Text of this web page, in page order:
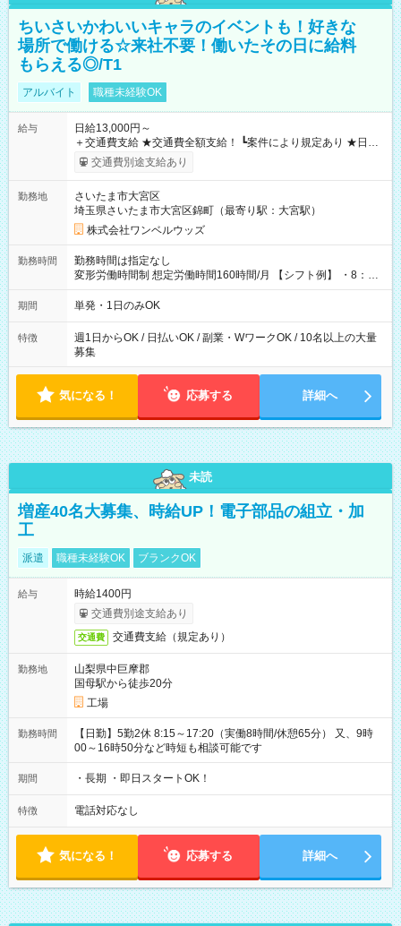
ちいさいかわいいキャラのイベントも！好きな
場所で働ける☆来社不要！働いたその日に給料
もらえる◎/T1
アルバイト 職種未経験OK
給与
日給13,000円～
＋交通費支給 ★交通費全額支給！ ┗案件により規定あり ★日払
いOK！（規定あり） ┗働いたその日に現金GET♪ お仕事後はコ
ンビニATMから 日払い分を引き落とせます！ 【試用期間】試
交通費別途支給あり
勤務地
さいたま市大宮区
埼玉県さいたま市大宮区錦町（最寄り駅：大宮駅）
株式会社ワンベルウッズ
勤務時間
勤務時間は指定なし
変形労働時間制 想定労働時間160時間/月 【シフト例】 ・8：00
～21：00
期間 単発・1日のみOK
特徴
週1日からOK / 日払いOK / 副業・WワークOK / 10名以上の大量
募集
気になる！ 応募する 詳細へ
未読
増産40名大募集、時給UP！電子部品の組立・加
工
派遣 職種未経験OK ブランクOK
給与
時給1400円
交通費別途支給あり
交通費 交通費支給（規定あり）
勤務地
山梨県中巨摩郡
国母駅から徒歩20分
工場
勤務時間
【日勤】5勤2休 8:15～17:20（実働8時間/休憩65分） 又、9時
00～16時50分など時短も相談可能です
期間 ・長期 ・即日スタートOK！
特徴 電話対応なし
気になる！ 応募する 詳細へ